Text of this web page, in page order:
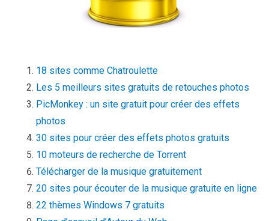
18 sites comme Chatroulette
Les 5 meilleurs sites gratuits de retouches photos
PicMonkey : un site gratuit pour créer des effets
photos
30 sites pour créer des effets photos gratuits
10 moteurs de recherche de Torrent
Télécharger de la musique gratuitement
20 sites pour écouter de la musique gratuite en ligne
22 thèmes Windows 7 gratuits